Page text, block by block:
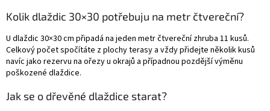
Kolik dlaždic 30×30 potřebuju na metr čtvereční?
U dlaždic 30×30 cm připadá na jeden metr čtvereční zhruba 11 kusů.
Celkový počet spočítáte z plochy terasy a vždy přidejte několik kusů
navíc jako rezervu na ořezy u okrajů a případnou pozdější výměnu
poškozené dlaždice.
Jak se o dřevěné dlaždice starat?